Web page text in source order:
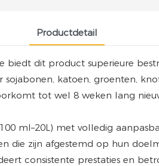
Productdetail
biedt dit product superieure
katoen, groenten,
tot wel 8 weken lang
ml–20L) met volledig
die zijn afgestemd op hun
consistente prestaties en